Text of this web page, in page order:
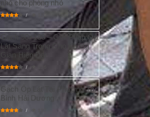
nhỏ cho phòng nhỏ
Gạch 90×180 – Giải Pháp Ốp
Lát Sang Trọng Cho Không
Gian Hiện Đại
Gạch Ốp Lát Tại Phường Tân
Bình Hải Dương